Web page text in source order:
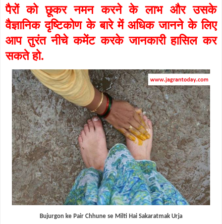
पैरों को छूकर नमन करने के लाभ और उसके
वैज्ञानिक दृष्टिकोण के बारे में अधिक जानने के लिए
आप तुरंत नीचे कमेंट करके जानकारी हासिल कर
सकते हो.
Bujurgon ke Pair Chhune se Milti Hai Sakaratmak Urja